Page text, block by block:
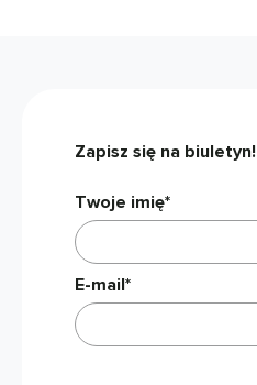
Zapisz się na biuletyn!
Twoje imię*
E-mail*